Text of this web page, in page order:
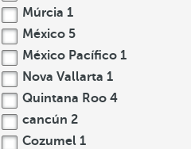
Múrcia 1
México 5
México Pacífico 1
Nova Vallarta 1
Quintana Roo 4
cancún 2
Cozumel 1